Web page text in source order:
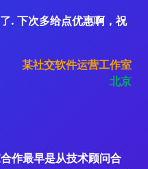
. 下次多给点优惠啊，祝
某社交软件运营工作室
北京
作最早是从技术顾问合